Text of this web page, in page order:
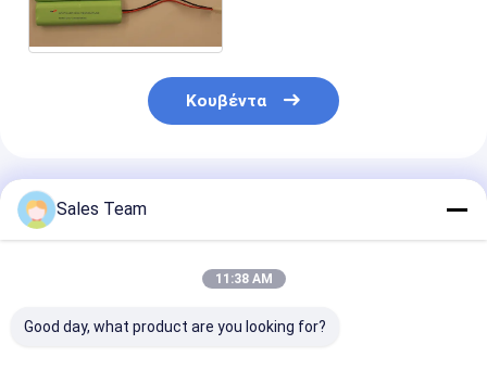
Κουβέντα
Συνιστώμενα Προϊόντα
Sales Team
11:38 AM
Good day, what product are you looking for?